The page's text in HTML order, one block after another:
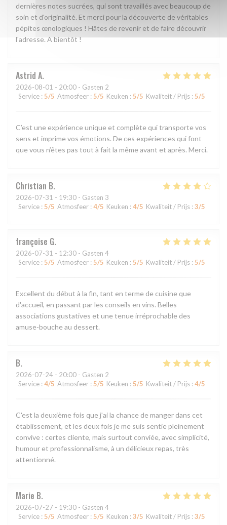
dernières notes sucrées, qui sont travaillés avec beaucoup de
soin et d'originalité. Et merci pour la découverte de véritables
pépites œnologiques ! Hâtes de revenir et de faire découvrir
l'adresse. A bientôt !
Astrid A
2026-08-01 - 20:00 - Gasten 2
Service : 5/5 Atmosfeer : 5/5 Keuken : 5/5 Kwaliteit / Prijs : 5/5
C’est une expérience unique et complète qui transporte vos
sens et imprime vos émotions. De ces expériences qui font
que vous n’êtes pas tout à fait la même avant et après. Merci.
Christian B
2026-07-31 - 19:30 - Gasten 3
Service : 5/5 Atmosfeer : 4/5 Keuken : 4/5 Kwaliteit / Prijs : 3/5
françoise G
2026-07-31 - 12:30 - Gasten 4
Service : 5/5 Atmosfeer : 5/5 Keuken : 5/5 Kwaliteit / Prijs : 5/5
Excellent du début à la fin, tant en terme de cuisine que
d'accueil, en passant par les conseils en vins. Belles
associations gustatives et une tenue irréprochable des
amuse-bouche au dessert.
B
2026-07-24 - 20:00 - Gasten 2
Service : 4/5 Atmosfeer : 5/5 Keuken : 5/5 Kwaliteit / Prijs : 4/5
C'est la deuxième fois que j'ai la chance de manger dans cet
établissement, et les deux fois je me suis sentie pleinement
convive : certes cliente, mais surtout conviée, avec simplicité,
humour et professionnalisme, à un délicieux repas, très
attentionné.
Marie B
2026-07-27 - 19:30 - Gasten 4
Service : 5/5 Atmosfeer : 5/5 Keuken : 3/5 Kwaliteit / Prijs : 3/5